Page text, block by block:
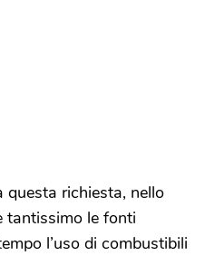
richiesta, nello
tantissimo le fonti
l’uso di combustibili